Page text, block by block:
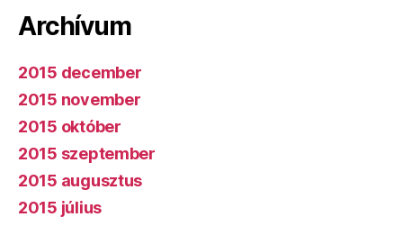
Archívum
2015 december
2015 november
2015 október
2015 szeptember
2015 augusztus
2015 július